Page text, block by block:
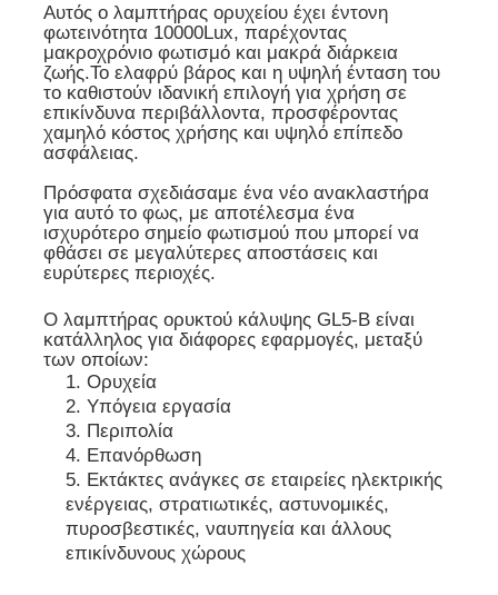
Σχετικά με εμάς
Γύρος εργοστασίων
Ποιοτικός έλεγχος
Νέα
Ζητήστε ένα απόσπασμα
Φώτα ορυχείων LED
Ασύρματο φωτιστικό καπάκι εξόρυξης
Επαναφορτιζόμενα λαμπτήρες καπάκις
Αυτός ο λαμπτήρας ορυχείου έχει έντονη
φωτεινότητα 10000Lux, παρέχοντας
μακροχρόνιο φωτισμό και μακρά διάρκεια
ζωής.Το ελαφρύ βάρος και η υψηλή ένταση του
το καθιστούν ιδανική επιλογή για χρήση σε
επικίνδυνα περιβάλλοντα, προσφέροντας
χαμηλό κόστος χρήσης και υψηλό επίπεδο
ασφάλειας.
Πρόσφατα σχεδιάσαμε ένα νέο ανακλαστήρα
για αυτό το φως, με αποτέλεσμα ένα
ισχυρότερο σημείο φωτισμού που μπορεί να
φθάσει σε μεγαλύτερες αποστάσεις και
ευρύτερες περιοχές.
Ο λαμπτήρας ορυκτού κάλυψης GL5-B είναι
κατάλληλος για διάφορες εφαρμογές, μεταξύ
των οποίων:
Ορυχεία
Υπόγεια εργασία
Περιπολία
Επανόρθωση
Εκτάκτες ανάγκες σε εταιρείες ηλεκτρικής
ενέργειας, στρατιωτικές, αστυνομικές,
πυροσβεστικές, ναυπηγεία και άλλους
επικίνδυνους χώρους